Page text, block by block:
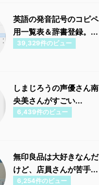
英語の発音記号のコピペ
用一覧表＆辞書登録。...
39,329件のビュー
しまじろうの声優さん南
央美さんがすごい...
6,439件のビュー
無印良品は大好きなんだ
けど、店員さんが苦手...
6,254件のビュー